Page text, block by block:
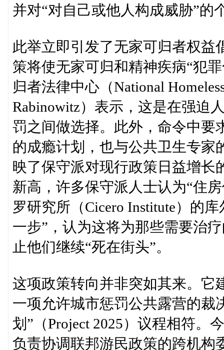
并对“对自己或他人构成威胁”的
此举立即引发了无家可归者权益
策将使无家可归和精神疾病“犯
归者法律中心（National
Rabinowitz）表示，这是在强迫
罚之间做选择。此外，命令中要
的成瘾计划，也与公共卫生专
映了保守派对现行政策日益增长
新高，许多保守派人士认为“住
罗研究所（Cicero Institute）的
一步”，认为这将为那些需要治
止他们继续“死在街头”。
这项政策转向并非突如其来。它
一项允许城市惩罚公共露营的裁
划”（Project 2025）议程相符。
负责协调联邦游民政策的跨机构